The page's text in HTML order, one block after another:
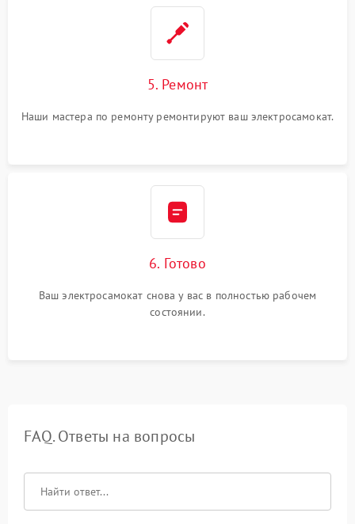
5. Ремонт
Наши мастера по ремонту ремонтируют ваш электросамокат.
6. Готово
Ваш электросамокат снова у вас в полностью рабочем
состоянии.
FAQ. Ответы на вопросы